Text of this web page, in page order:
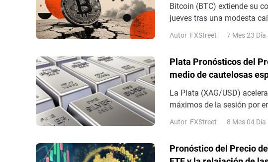
Bitcoin (BTC) extiende su
jueves tras una modesta
Autor FXStreet 7 Mes 23 Día
Plata Pronósticos del
medio de cautelosas
La Plata (XAG/USD)
máximos de la sesión por
después de rebotar desde
Autor FXStreet 8 Mes 04
Pronóstico del Precio